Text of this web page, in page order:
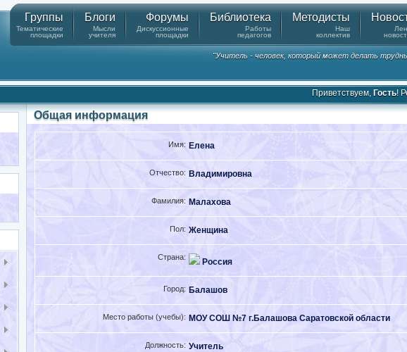
Группы
Тематические
площадки
Блоги
Мысли
учителя
Форумы
Дискуссионные
площадки
Библиотека
Работы
педагогов
Методисты
Наш
коллектив
"Учитель - человек, который может делать
Приветствуем, Гость!
Общая информация
Имя: Елена
Отчество: Владимировна
Фамилия: Малахова
Пол: Женщина
Страна: Россия
Город: Балашов
Место работы (учебы): МОУ СОШ №7 г.Балашова Саратовской области
Должность: Учитель